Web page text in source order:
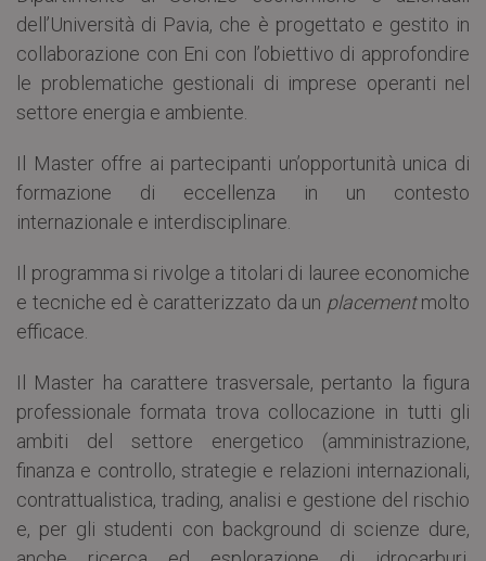
dell’Università di Pavia, che è progettato e gestito in
collaborazione con Eni con l’obiettivo di approfondire
le problematiche gestionali di imprese operanti nel
settore energia e ambiente.
Il Master offre ai partecipanti un’opportunità unica di
formazione di eccellenza in un contesto
internazionale e interdisciplinare.
Il programma si rivolge a titolari di lauree economiche
e tecniche ed è caratterizzato da un placementmolto
efficace.
Il Master ha carattere trasversale, pertanto la figura
professionale formata trova collocazione in tutti gli
ambiti del settore energetico (amministrazione,
finanza e controllo, strategie e relazioni internazionali,
contrattualistica, trading, analisi e gestione del rischio
e, per gli studenti con background di scienze dure,